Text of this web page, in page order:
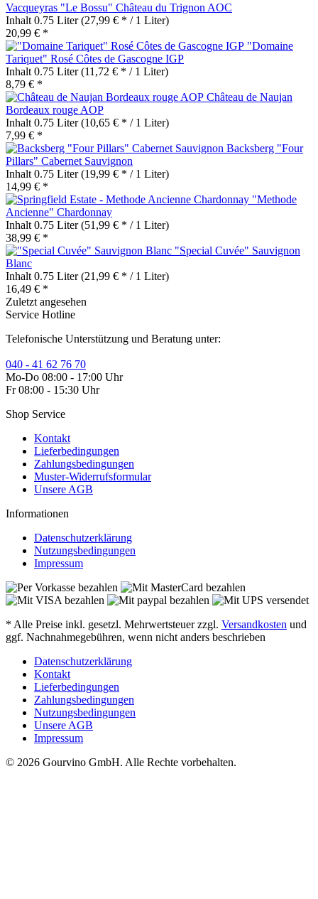
Vacqueyras "Le Bossu" Château du Trignon AOC
Inhalt 0.75 Liter(27,99 € * / 1 Liter)
20,99 € *
"Domaine
Tariquet" Rosé Côtes de Gascogne IGP
Inhalt 0.75 Liter(11,72 € * / 1 Liter)
8,79 € *
Château de Naujan
Bordeaux rouge AOP
Inhalt 0.75 Liter(10,65 € * / 1 Liter)
7,99 € *
Backsberg "Four
Pillars" Cabernet Sauvignon
Inhalt 0.75 Liter(19,99 € * / 1 Liter)
14,99 € *
"Methode
Ancienne" Chardonnay
Inhalt 0.75 Liter(51,99 € * / 1 Liter)
38,99 € *
"Special Cuvée" Sauvignon
Blanc
Inhalt 0.75 Liter(21,99 € * / 1 Liter)
16,49 € *
Zuletzt angesehen
Service Hotline
Telefonische Unterstützung und Beratung unter:
040 - 41 62 76 70
Mo-Do 08:00 - 17:00 Uhr
Fr 08:00 - 15:30 Uhr
Shop Service
Kontakt
Lieferbedingungen
Zahlungsbedingungen
Muster-Widerrufsformular
Unsere AGB
Informationen
Datenschutzerklärung
Nutzungsbedingungen
Impressum
* Alle Preise inkl. gesetzl. Mehrwertsteuer zzgl. Versandkosten und
ggf. Nachnahmegebühren, wenn nicht anders beschrieben
Datenschutzerklärung
Kontakt
Lieferbedingungen
Zahlungsbedingungen
Nutzungsbedingungen
Unsere AGB
Impressum
© 2026 Gourvino GmbH. Alle Rechte vorbehalten.